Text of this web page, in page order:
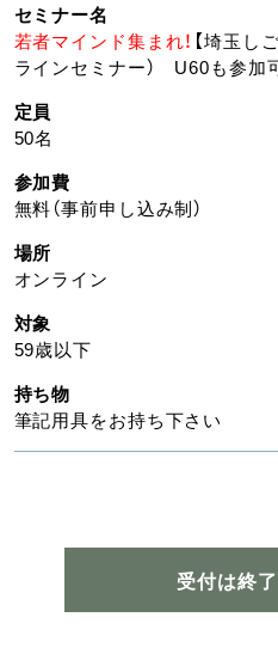
セミナー名
若者マインド集まれ！ 【埼玉し
ラインセミナー） U60も参加
定員
50名
参加費
無料（事前申し込み制）
場所
オンライン
対象
59歳以下
持ち物
筆記用具をお持ち下さい
受付は終